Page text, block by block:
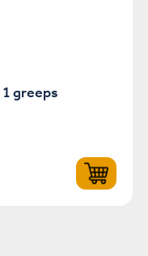
greeps